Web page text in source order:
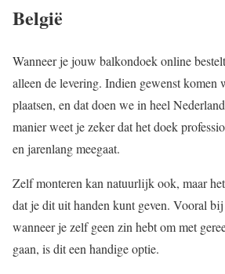
België
Wanneer je jouw balkondoek online
alleen de levering. Indien gewenst
plaatsen, en dat doen we in heel
manier weet je zeker dat het doek
en jarenlang meegaat.
Zelf monteren kan natuurlijk ook, maar
dat je dit uit handen kunt geven. Vooral
wanneer je zelf geen zin hebt om met
gaan, is dit een handige optie.